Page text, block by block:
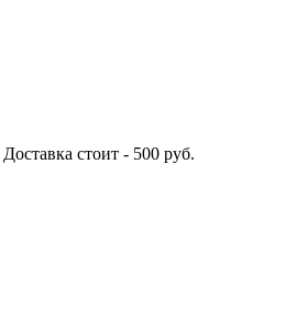
Доставка стоит - 500 руб.